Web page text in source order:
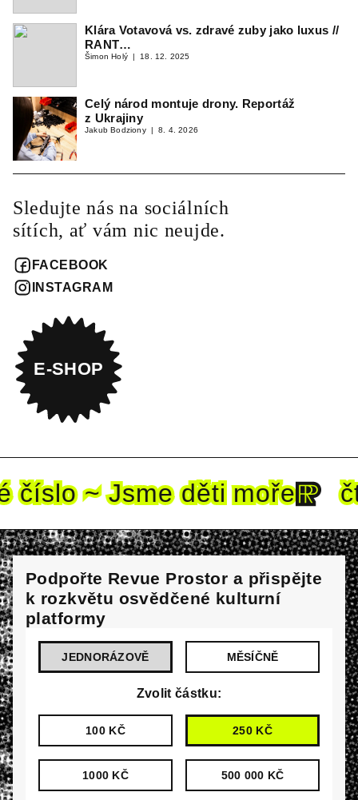
Klára Votavová vs. zdravé zuby jako luxus //
RANT…
Šimon Holý 18. 12. 2025
Celý národ montuje drony. Reportáž
z Ukrajiny
Jakub Bodziony 8. 4. 2026
Sledujte nás na sociálních
sítích, ať vám nic neujde.
FACEBOOK
INSTAGRAM
E-SHOP
~ Jsme děti moře
Podpořte Revue Prostor a přispějte
k rozkvětu osvědčené kulturní
platformy
JEDNORÁZOVĚ MĚSÍČNĚ
Zvolit částku:
100 KČ 250 KČ
1000 KČ 500 000 KČ